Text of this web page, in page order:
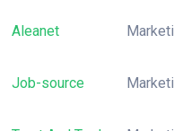
Aleanet
Job-source